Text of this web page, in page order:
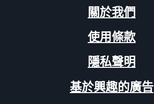
關於我們
使用條款
隱私聲明
基於興趣的廣告